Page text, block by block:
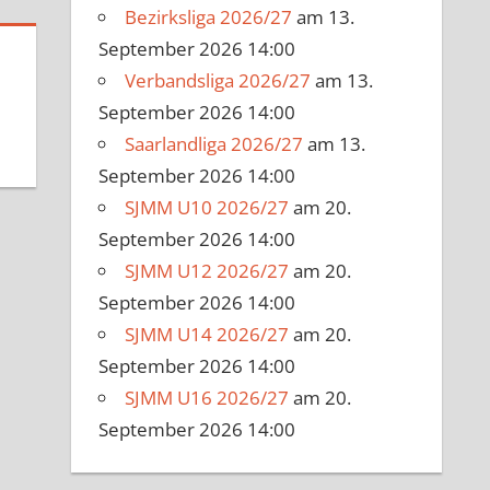
Bezirksliga 2026/27 am 13.
September 2026 14:00
Verbandsliga 2026/27 am 13.
September 2026 14:00
Saarlandliga 2026/27 am 13.
September 2026 14:00
SJMM U10 2026/27 am 20.
September 2026 14:00
SJMM U12 2026/27 am 20.
September 2026 14:00
SJMM U14 2026/27 am 20.
September 2026 14:00
SJMM U16 2026/27 am 20.
September 2026 14:00